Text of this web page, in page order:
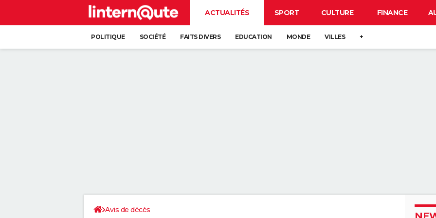
ACTUALITÉS SPORT CULTURE FINANCE
POLITIQUE SOCIÉTÉ FAITS DIVERS EDUCATION MONDE VILLES +
Avis de décès